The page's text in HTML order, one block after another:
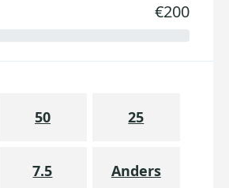
€200
50 25
7.5 Anders